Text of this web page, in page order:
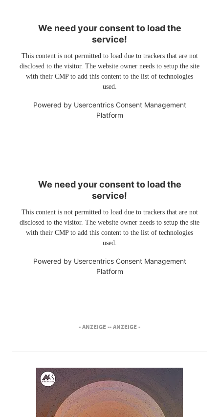
We need your consent to load the
service!
This content is not permitted to load due to trackers that are not
disclosed to the visitor. The website owner needs to setup the site
with their CMP to add this content to the list of technologies
used.
Powered by Usercentrics Consent Management
Platform
We need your consent to load the
service!
This content is not permitted to load due to trackers that are not
disclosed to the visitor. The website owner needs to setup the site
with their CMP to add this content to the list of technologies
used.
Powered by Usercentrics Consent Management
Platform
- ANZEIGE -- ANZEIGE -